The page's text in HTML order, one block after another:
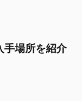
手場所を紹介